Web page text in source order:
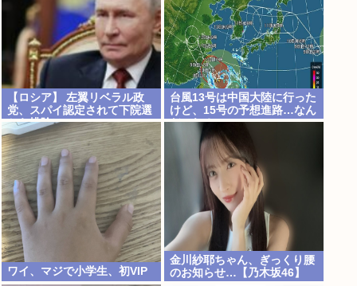
【ロシア】 左翼リベラル政
党、スパイ認定されて下院選
から排除
台風13号は中国大陸に行った
けど、15号の予想進路…なん
だこれ？
ワイ、マジで小学生、初VIP
金川紗耶ちゃん、ぎっくり腰
のお知らせ…【乃木坂46】